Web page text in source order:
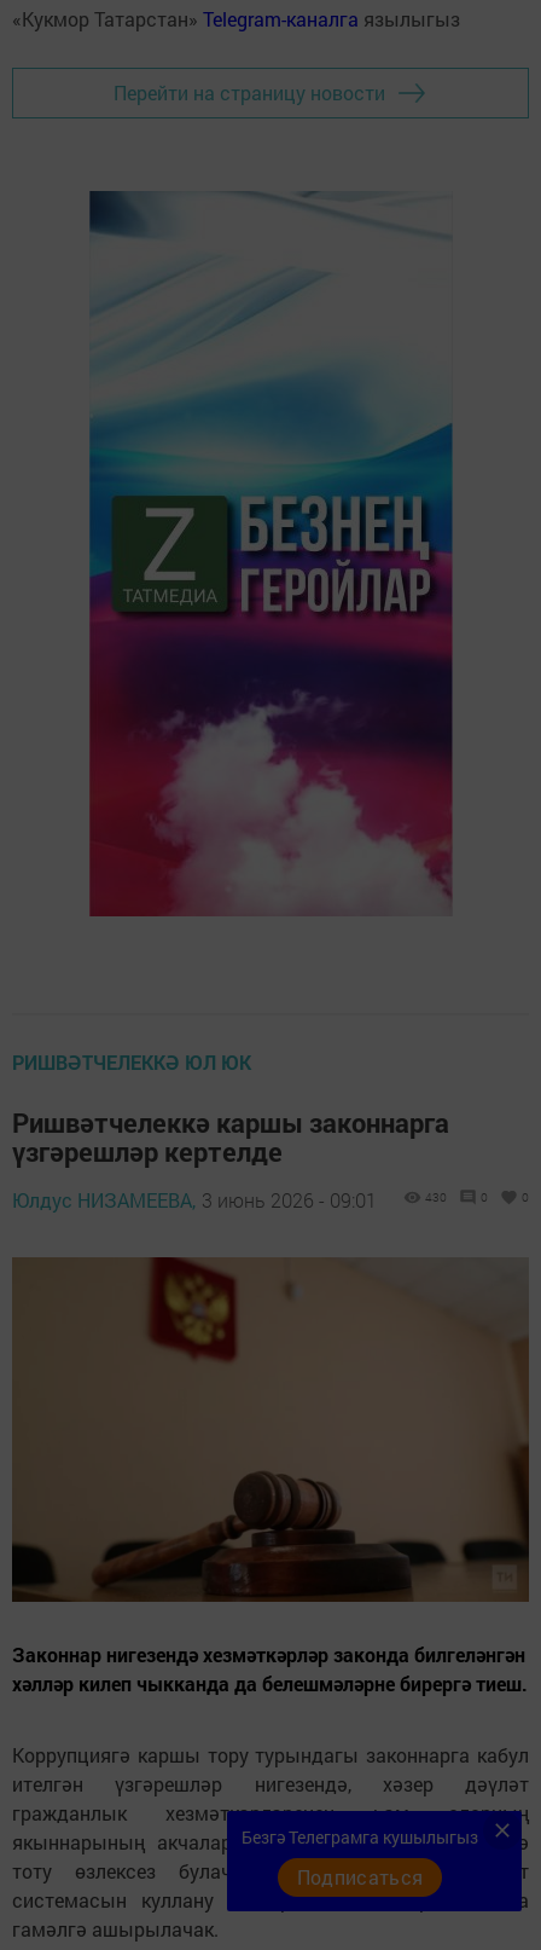
«Кукмор Татарстан» Telegram-каналга язылыгыз
Перейти на страницу новости
РИШВӘТЧЕЛЕККӘ ЮЛ ЮК
Ришвәтчелеккә каршы законнарга
үзгәрешләр кертелде
Юлдус НИЗАМЕЕВА, 3 июнь 2026 - 09:01 430 0 0
Законнар нигезендә хезмәткәрләр законда билгеләнгән
хәлләр килеп чыкканда да белешмәләрне бирергә тиеш.
Коррупциягә каршы тору турындагы законнарга кабул
ителгән үзгәрешләр нигезендә, хәзер дәүләт
гражданлык хезмәткәрләренең һәм аларның
якыннарының акчаларын һәм Мөлкәтен контрольдә
тоту өзлексез булачак һәм «Посейдон» дәүләт
системасын куллану аша реаль вакыт режимында
гамәлгә ашырылачак.
Безгә Телеграмга кушылыгыз
Подписаться